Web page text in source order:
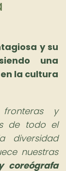
y su
una
la cultura
y
de todo el
diversidad
nuestras
coreógrafa